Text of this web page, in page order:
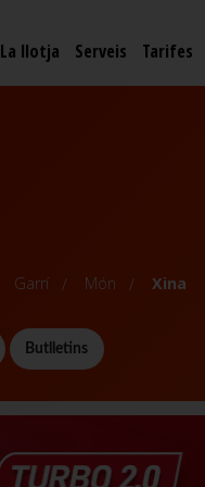
La llotja Serveis Tarifes
Garrí Món Xina
Butlletins